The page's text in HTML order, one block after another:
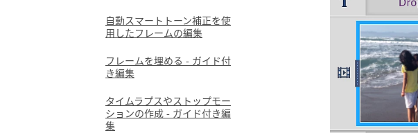
自動スマートトーン補正を使
用したフレームの編集
フレームを埋める - ガイド付
き編集
タイムラプスやストップモー
ションの作成 - ガイド付き編
集